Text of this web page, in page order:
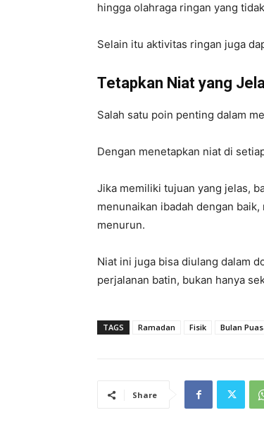
hingga olahraga ringan yang
Selain itu aktivitas ringan juga
Tetapkan Niat yang
Salah satu poin penting dalam
Dengan menetapkan niat di
Jika memiliki tujuan yang jelas,
menunaikan ibadah dengan
menurun.
Niat ini juga bisa diulang dalam
perjalanan batin, bukan hanya
TAGS Ramadan Fisik Bulan
Share